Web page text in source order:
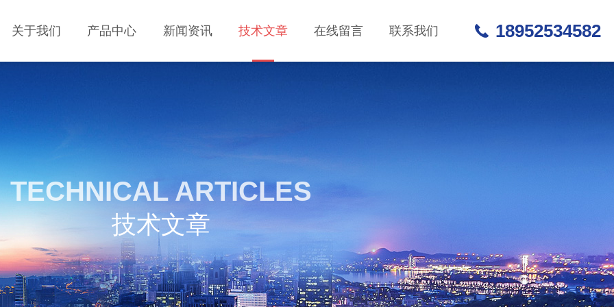
关于我们 产品中心 新闻资讯 技术文章 在线留言 联系我们 18952534582
TECHNICAL ARTICLES
技术文章